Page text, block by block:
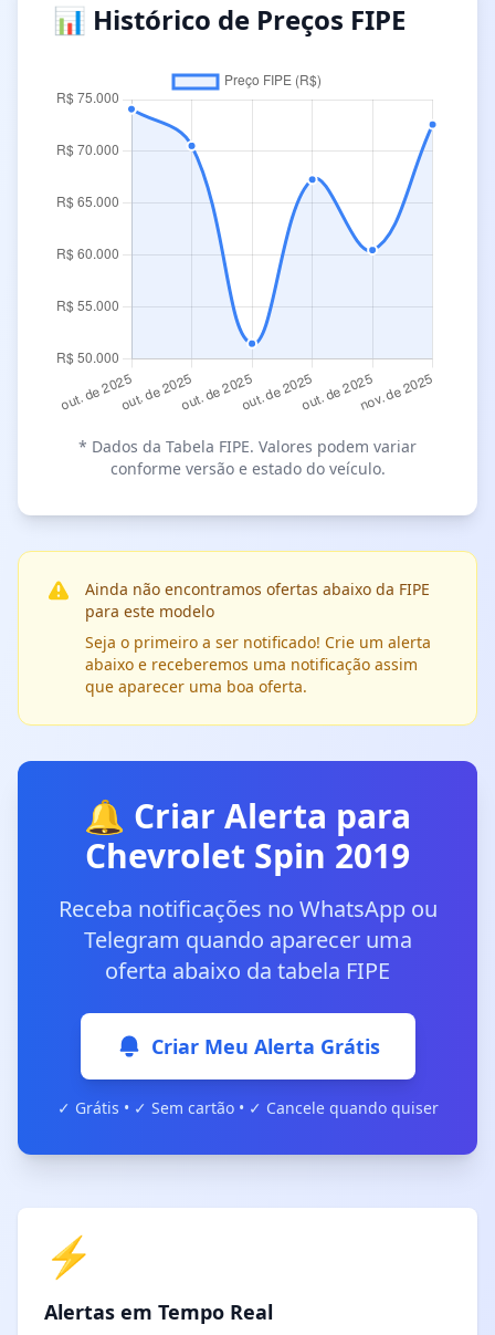
📊 Histórico de Preços FIPE
* Dados da Tabela FIPE. Valores podem variar
conforme versão e estado do veículo.
Ainda não encontramos ofertas abaixo da FIPE
para este modelo
Seja o primeiro a ser notificado! Crie um alerta
abaixo e receberemos uma notificação assim
que aparecer uma boa oferta.
🔔 Criar Alerta para
Chevrolet Spin 2019
Receba notificações no WhatsApp ou
Telegram quando aparecer uma
oferta abaixo da tabela FIPE
Criar Meu Alerta Grátis
✓ Grátis • ✓ Sem cartão • ✓ Cancele quando quiser
⚡
Alertas em Tempo Real